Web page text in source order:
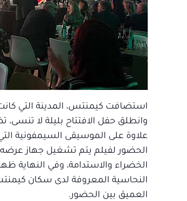
استضافت كيمنتس، المدينة التي
وانطلق حفل الافتتاح بليلة لا
علاوة على الموسيقى السيمفونية
الحضور لفيلم يتم تشغيل جهاز
الخضراء والاستدامة، وفي النهاية
النحاسية المعروفة لدى سكان
العميق بين الحضور.